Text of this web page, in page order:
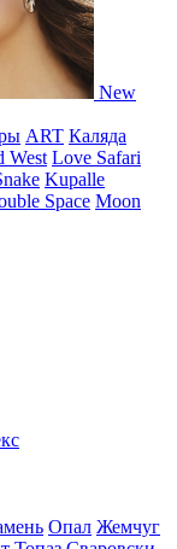
New
ART Каляда
West Love Safari
Kupalle
Space Moon
Опал Жемчуг